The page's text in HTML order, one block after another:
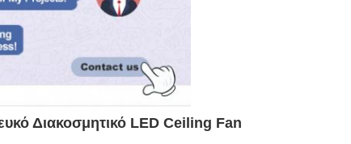
Διακοσμητικό LED Ceiling Fan